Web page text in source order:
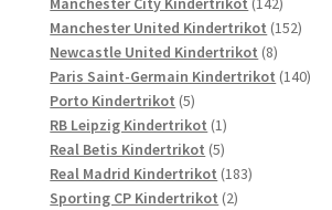
Produkte
Manchester United Kindertrikot 152152
Newcastle United Kindertrikot 88
Produkte
Paris Saint-Germain Kindertrikot 140140
Porto Kindertrikot 55
Produkte
RB Leipzig Kindertrikot 11
Produkt
Real Betis Kindertrikot 55
Produkte
Real Madrid Kindertrikot 183183
Sporting CP Kindertrikot 22